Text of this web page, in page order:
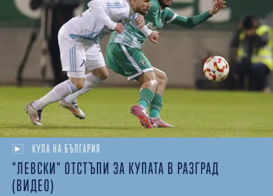
КУПА НА БЪЛГАРИЯ
"ЛЕВСКИ" ОТСТЪПИ ЗА КУПАТА В РАЗГРАД
(ВИДЕО)